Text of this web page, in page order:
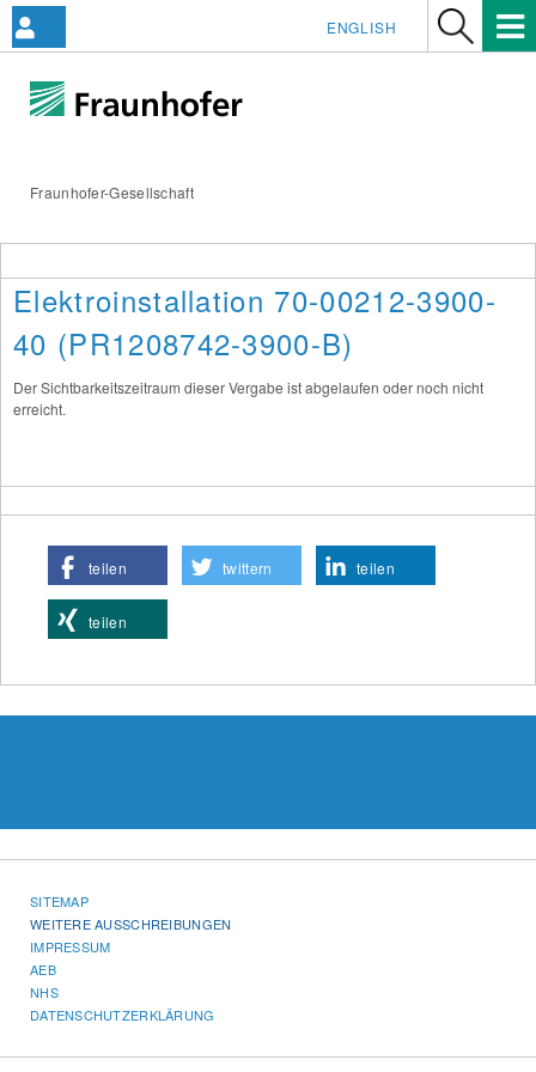
Fraunhofer-Gesellschaft
ENGLISH
Elektroinstallation 70-00212-3900-
40 (PR1208742-3900-B)
Der Sichtbarkeitszeitraum dieser Vergabe ist abgelaufen oder noch nicht
erreicht.
teilen twittern teilen
teilen
SITEMAP
WEITERE AUSSCHREIBUNGEN
IMPRESSUM
AEB
NHS
DATENSCHUTZERKLÄRUNG